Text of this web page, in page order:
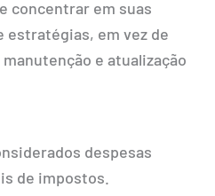
concentrar em suas
estratégias, em vez de
e atualização
despesas
de impostos.